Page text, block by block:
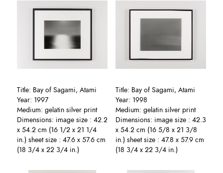
Title: Bay of Sagami, Atami
Year: 1997
Medium: gelatin silver print
Dimensions: image size : 42.2
x 54.2 cm (16 1/2 x 21 1/4
in.) sheet size : 47.6 x 57.6 cm
(18 3/4 x 22 3/4 in.)
Title: Bay of Sagami, Atami
Year: 1998
Medium: gelatin silver print
Dimensions: image size : 42.3
x 54.2 cm (16 5/8 x 21 3/8
in.) sheet size : 47.8 x 57.9 cm
(18 3/4 x 22 3/4 in.)